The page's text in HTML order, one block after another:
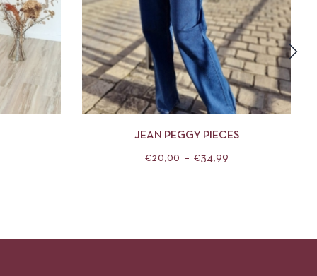
OPTIONS APERÇU CHOIX DES OPTIONS
JEAN PEGGY PIECES
€20,00 – €34,99